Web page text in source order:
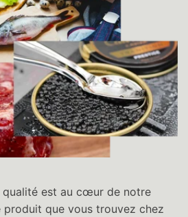
qualité est au cœur de notre
produit que vous trouvez chez